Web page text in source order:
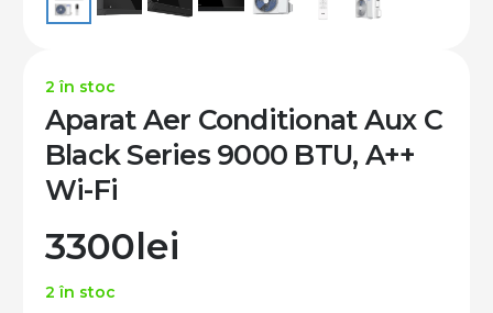
2 în stoc
Aparat Aer Conditionat Aux C
Black Series 9000 BTU, A++
Wi-Fi
3300lei
2 în stoc